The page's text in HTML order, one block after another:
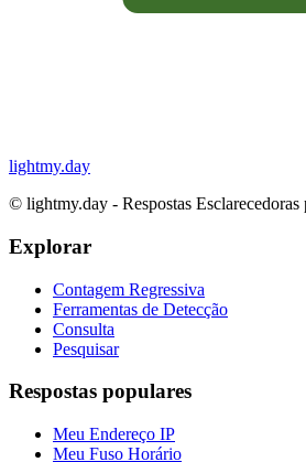
lightmy.day
© lightmy.day - Respostas
Explorar
Contagem Regressiva
Ferramentas de Detecção
Consulta
Pesquisar
Respostas populares
Meu Endereço IP
Meu Fuso Horário